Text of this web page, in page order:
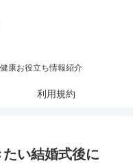
康お役立ち情報紹介
利用規約
い結婚式後に